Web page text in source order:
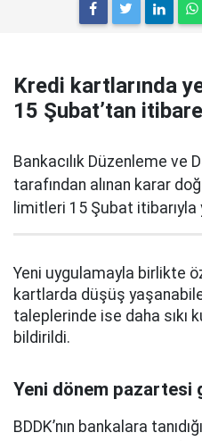
Kredi kartlarında
15 Şubat’tan
Bankacılık Düzenleme ve
tarafından alınan karar
limitleri 15 Şubat
Yeni uygulamayla birlikte
kartlarda düşüş
taleplerinde ise daha sıkı
bildirildi.
Yeni dönem pazartesi
BDDK’nın bankalara